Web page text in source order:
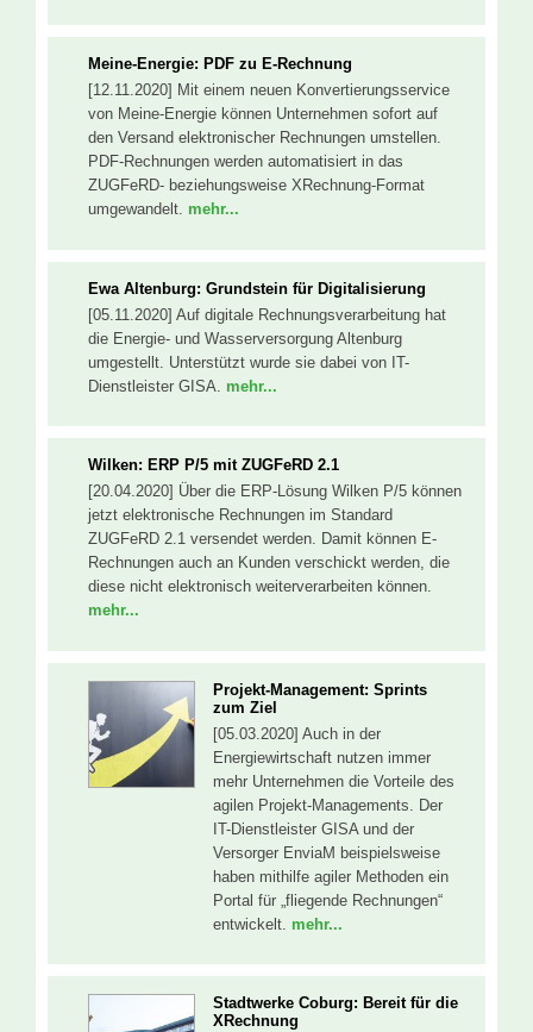
Meine-Energie: PDF zu E-Rechnung
[12.11.2020] Mit einem neuen Konvertierungsservice
von Meine-Energie können Unternehmen sofort auf
den Versand elektronischer Rechnungen umstellen.
PDF-Rechnungen werden automatisiert in das
ZUGFeRD- beziehungsweise XRechnung-Format
umgewandelt. mehr...
Ewa Altenburg: Grundstein für Digitalisierung
[05.11.2020] Auf digitale Rechnungsverarbeitung hat
die Energie- und Wasserversorgung Altenburg
umgestellt. Unterstützt wurde sie dabei von IT-
Dienstleister GISA. mehr...
Wilken: ERP P/5 mit ZUGFeRD 2.1
[20.04.2020] Über die ERP-Lösung Wilken P/5 können
jetzt elektronische Rechnungen im Standard
ZUGFeRD 2.1 versendet werden. Damit können E-
Rechnungen auch an Kunden verschickt werden, die
diese nicht elektronisch weiterverarbeiten können.
mehr...
Projekt-Management: Sprints
zum Ziel
[05.03.2020] Auch in der
Energiewirtschaft nutzen immer
mehr Unternehmen die Vorteile des
agilen Projekt-Managements. Der
IT-Dienstleister GISA und der
Versorger EnviaM beispielsweise
haben mithilfe agiler Methoden ein
Portal für „fliegende Rechnungen“
entwickelt. mehr...
Stadtwerke Coburg: Bereit für die
XRechnung